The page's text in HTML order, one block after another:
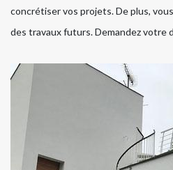
concrétiser vos projets. De plus,
des travaux futurs. Demandez votre